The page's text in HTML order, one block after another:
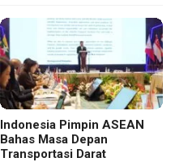
Indonesia Pimpin ASEAN
Bahas Masa Depan
Transportasi Darat